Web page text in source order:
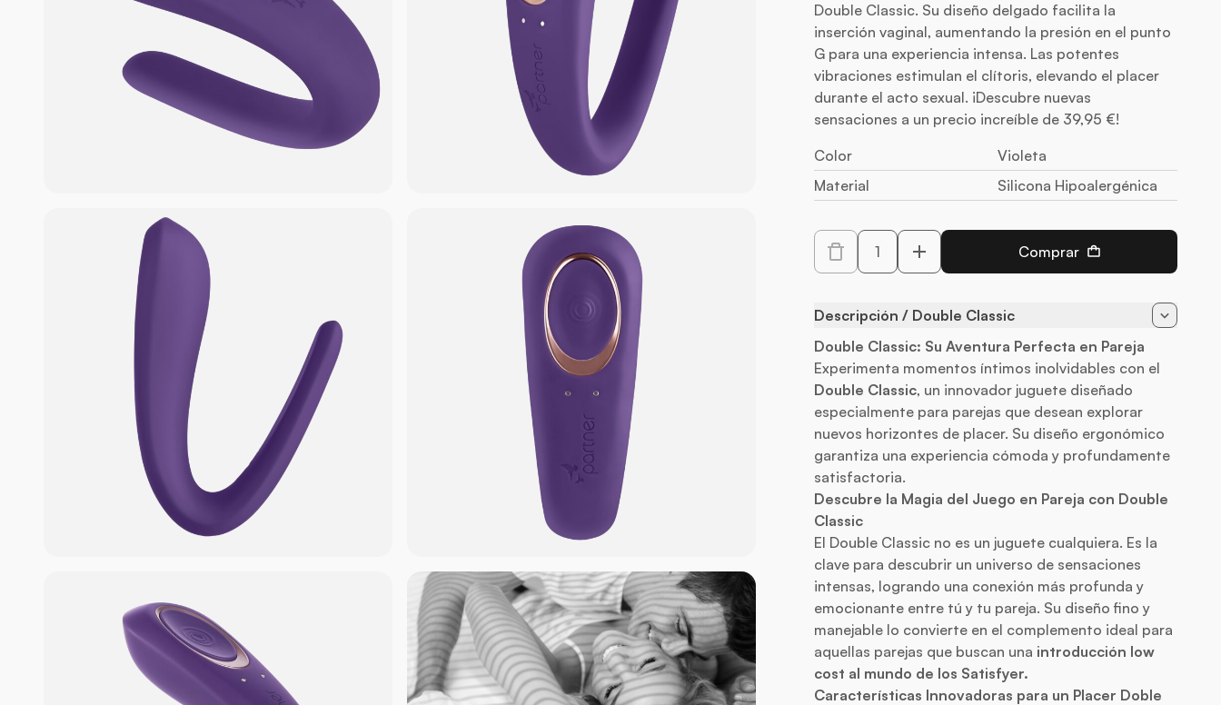
Double Classic. Su diseño delgado facilita la
inserción vaginal, aumentando la presión en el punto
G para una experiencia intensa. Las potentes
vibraciones estimulan el clítoris, elevando el placer
durante el acto sexual. ¡Descubre nuevas
sensaciones a un precio increíble de 39,95 €!
Color
Violeta
Material
Silicona Hipoalergénica
Decrease quantity for Double Classic
Cantidad
Increase quantity
Comprar
Descripción / Double Classic
Double Classic: Su Aventura Perfecta en Pareja
Experimenta momentos íntimos inolvidables con el
Double Classic, un innovador juguete diseñado
especialmente para parejas que desean explorar
nuevos horizontes de placer. Su diseño ergonómico
garantiza una experiencia cómoda y profundamente
satisfactoria.
Descubre la Magia del Juego en Pareja con Double
Classic
El Double Classic no es un juguete cualquiera. Es la
clave para descubrir un universo de sensaciones
intensas, logrando una conexión más profunda y
emocionante entre tú y tu pareja. Su diseño fino y
manejable lo convierte en el complemento ideal para
aquellas parejas que buscan una introducción low
cost al mundo de los Satisfyer.
Características Innovadoras para un Placer Doble